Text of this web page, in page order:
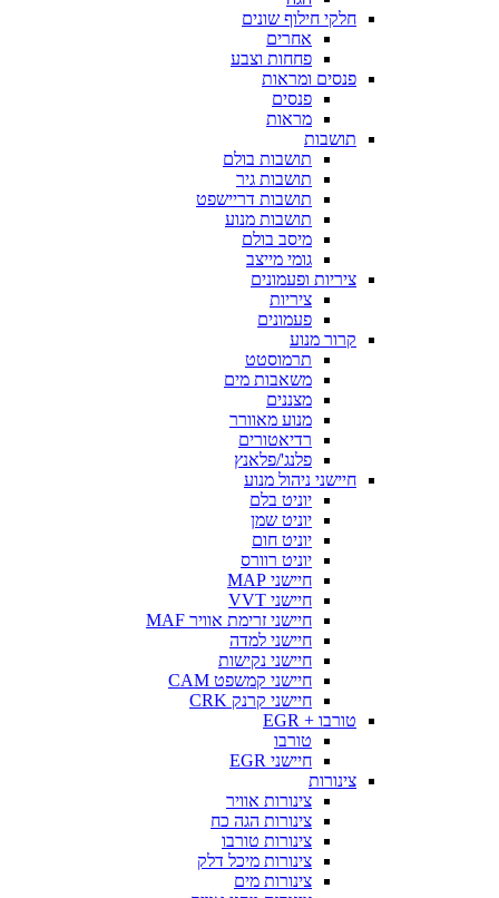
חלקי חילוף שונים
אחרים
פחחות וצבע
פנסים ומראות
פנסים
מראות
תושבות
תושבות בולם
תושבות גיר
תושבות דריישפט
תושבות מנוע
מיסב בולם
גומי מייצב
ציריות ופעמונים
ציריות
פעמונים
קרור מנוע
תרמוסטט
משאבות מים
מצננים
מנוע מאוורר
רדיאטורים
פלנג'/פלאנץ
חיישני ניהול מנוע
יוניט בלם
יוניט שמן
יוניט חום
יוניט רוורס
חיישני MAP
חיישני VVT
חיישני זרימת אוויר MAF
חיישני למדה
חיישני נקישות
חיישני קמשפט CAM
חיישני קרנק CRK
טורבו + EGR
טורבו
חיישני EGR
צינורות
צינורות אוויר
צינורות הגה כח
צינורות טורבו
צינורות מיכל דלק
צינורות מים